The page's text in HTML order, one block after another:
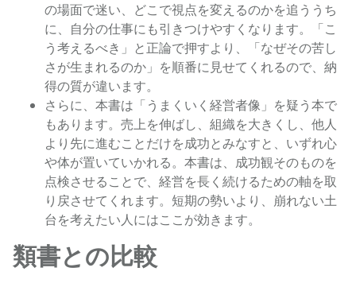
の場面で迷い、どこで視点を変えるのかを追ううち
に、自分の仕事にも引きつけやすくなります。「こ
う考えるべき」と正論で押すより、「なぜその苦し
さが生まれるのか」を順番に見せてくれるので、納
得の質が違います。
さらに、本書は「うまくいく経営者像」を疑う本で
もあります。売上を伸ばし、組織を大きくし、他人
より先に進むことだけを成功とみなすと、いずれ心
や体が置いていかれる。本書は、成功観そのものを
点検させることで、経営を長く続けるための軸を取
り戻させてくれます。短期の勢いより、崩れない土
台を考えたい人にはここが効きます。
類書との比較